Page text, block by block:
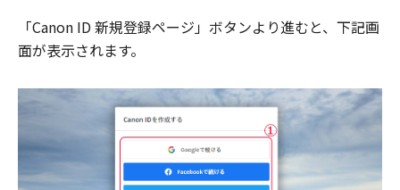
「Canon ID 新規登録ページ」ボタンより進むと、下記画
面が表示されます。